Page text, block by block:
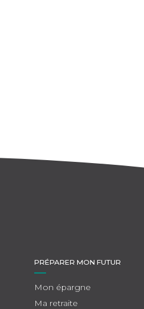
PRÉPARER MON FUTUR
Mon épargne
Ma retraite